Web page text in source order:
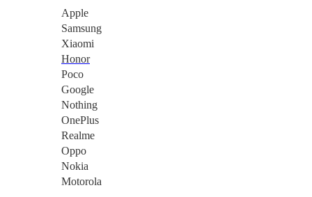
Apple
Samsung
Xiaomi
Honor
Poco
Google
Nothing
OnePlus
Realme
Oppo
Nokia
Motorola